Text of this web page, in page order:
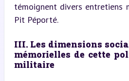
témoignent divers entretiens
Pit Péporté.
III. Les dimensions
mémorielles de cette
militaire